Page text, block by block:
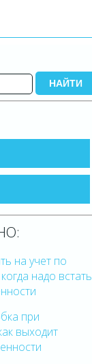
НАЙТИ
на учет по
надо встать
при
выходит